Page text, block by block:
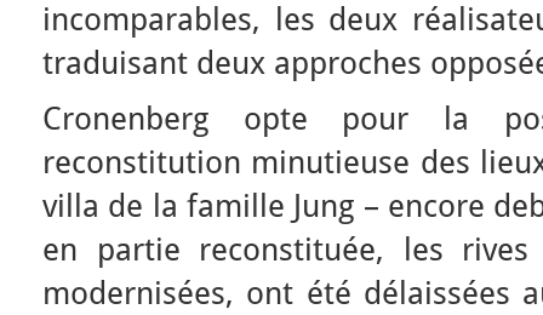
incomparables, les deux
traduisant deux approches
Cronenberg opte pour la
reconstitution minutieuse des
villa de la famille Jung – encore
en partie reconstituée, les
modernisées, ont été délaissées